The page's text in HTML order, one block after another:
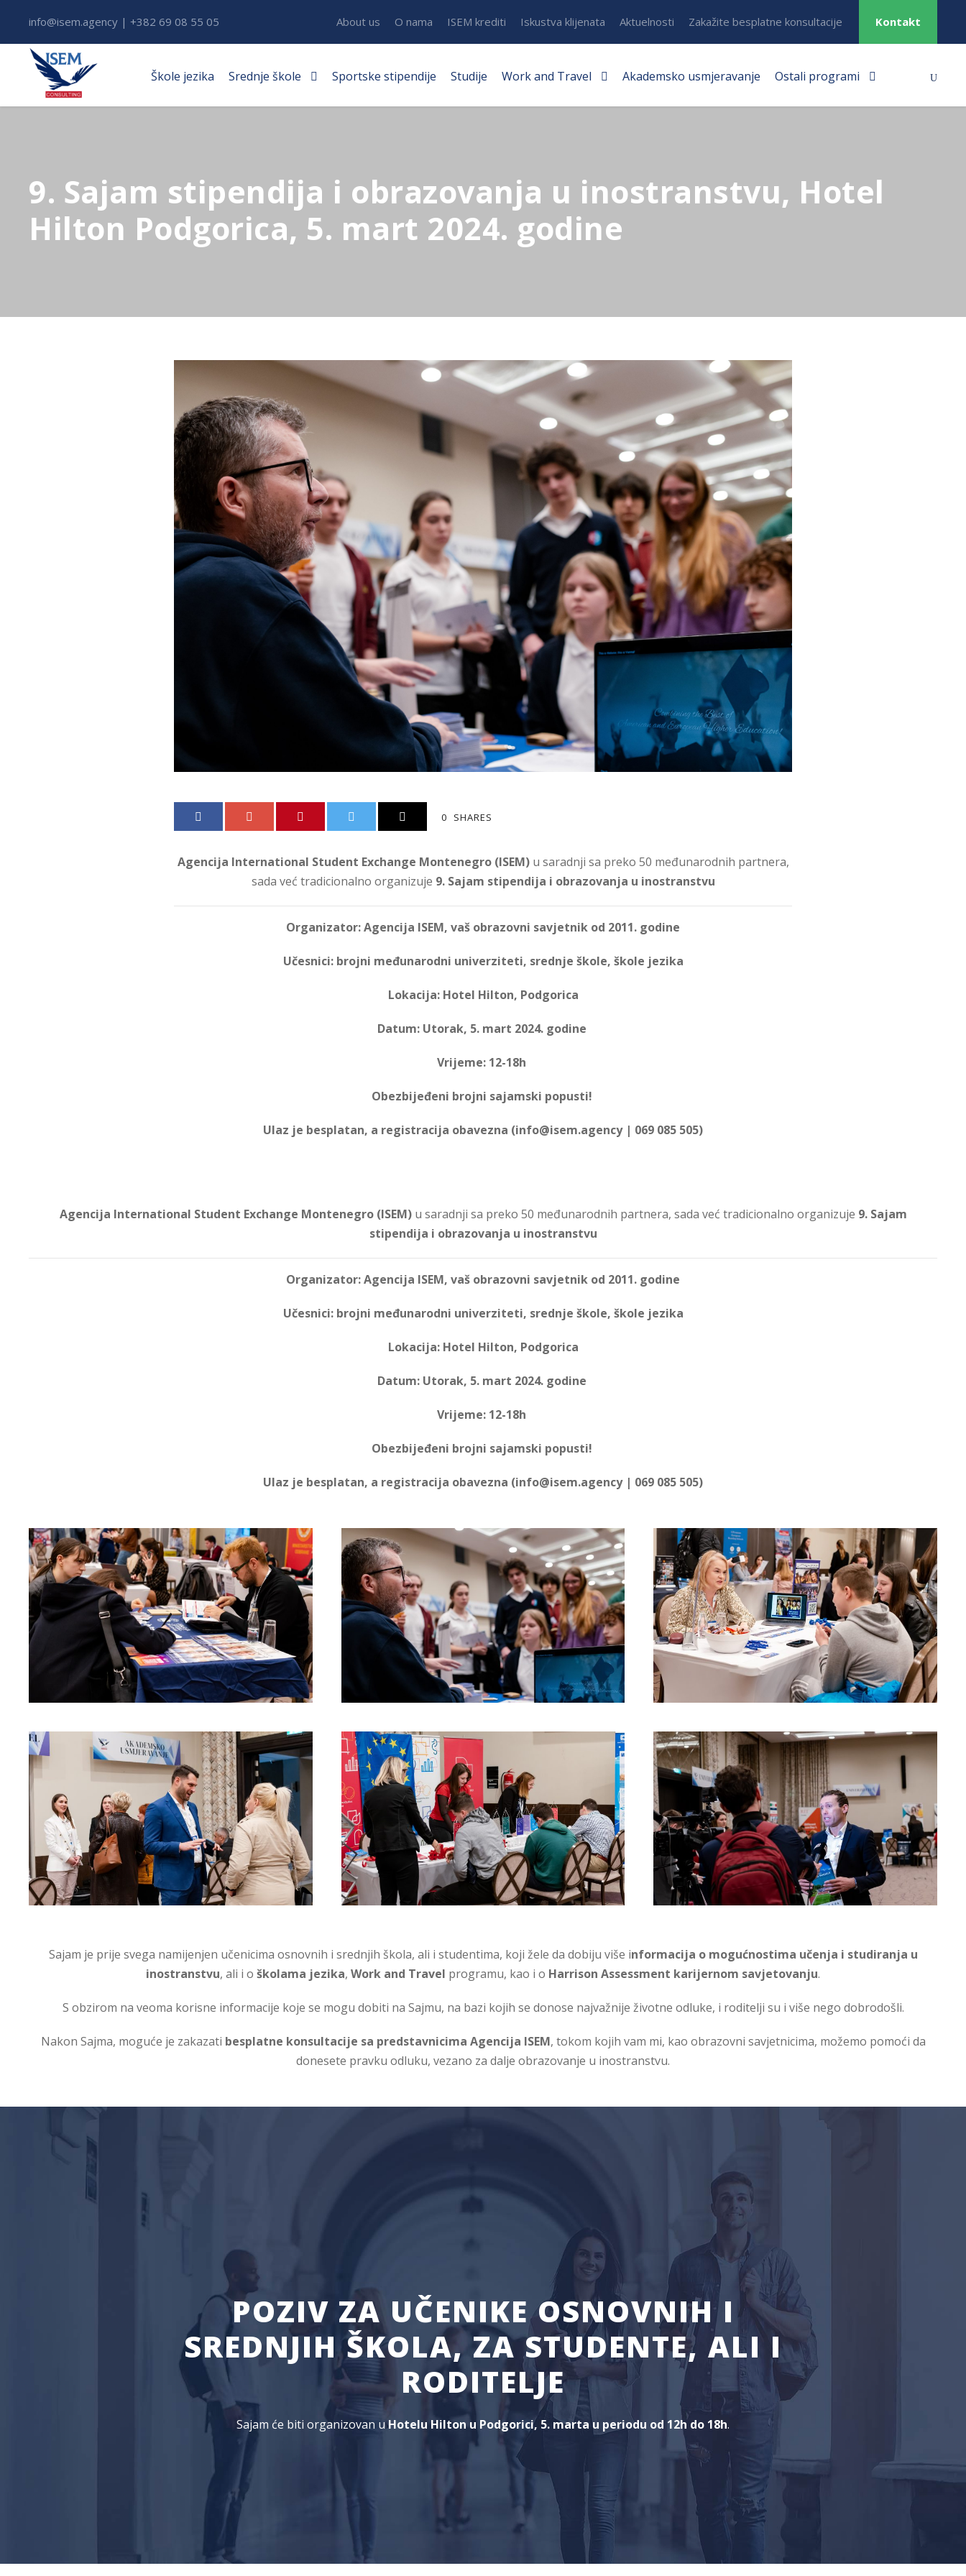
info@isem.agency | +382 69 08 55 05 About us O nama ISEM krediti Iskustva klijenata Aktuelnosti Zakažite besplatne konsultacije Kontakt
Škole jezika Srednje škole Sportske stipendije Studije Work and Travel Akademsko usmjeravanje Ostali programi
9. Sajam stipendija i obrazovanja u inostranstvu, Hotel
Hilton Podgorica, 5. mart 2024. godine
0 SHARES
Agencija International Student Exchange Montenegro (ISEM)u saradnji sa preko 50 međunarodnih partnera,
sada već tradicionalno organizuje 9. Sajam stipendija i obrazovanja u inostranstvu
Organizator: Agencija ISEM, vaš obrazovni savjetnik od 2011. godine
Učesnici: brojni međunarodni univerziteti, srednje škole, škole jezika
Lokacija: Hotel Hilton, Podgorica
Datum: Utorak, 5. mart 2024. godine
Vrijeme: 12-18h
Obezbijeđeni brojni sajamski popusti!
Ulaz je besplatan, a registracija obavezna (info@isem.agency | 069 085 505)
Agencija International Student Exchange Montenegro (ISEM)u saradnji sa preko 50 međunarodnih partnera, sada već tradicionalno organizuje 9. Sajam
stipendija i obrazovanja u inostranstvu
Organizator: Agencija ISEM, vaš obrazovni savjetnik od 2011. godine
Učesnici: brojni međunarodni univerziteti, srednje škole, škole jezika
Lokacija: Hotel Hilton, Podgorica
Datum: Utorak, 5. mart 2024. godine
Vrijeme: 12-18h
Obezbijeđeni brojni sajamski popusti!
Ulaz je besplatan, a registracija obavezna (info@isem.agency | 069 085 505)
Sajam je prije svega namijenjen učenicima osnovnih i srednjih škola, ali i studentima, koji žele da dobiju više informacija o mogućnostima učenja i studiranja u
inostranstvu, ali i o školama jezika, Work and Travel programu, kao i o Harrison Assessment karijernom savjetovanju.
S obzirom na veoma korisne informacije koje se mogu dobiti na Sajmu, na bazi kojih se donose najvažnije životne odluke, i roditelji su i više nego dobrodošli.
Nakon Sajma, moguće je zakazati besplatne konsultacije sa predstavnicima Agencija ISEM, tokom kojih vam mi, kao obrazovni savjetnicima, možemo pomoći da
donesete pravku odluku, vezano za dalje obrazovanje u inostranstvu.
POZIV ZA UČENIKE OSNOVNIH I
SREDNJIH ŠKOLA, ZA STUDENTE, ALI I
RODITELJE
Sajam će biti organizovan uHotelu Hilton u Podgorici, 5. marta u periodu od 12h do 18h.